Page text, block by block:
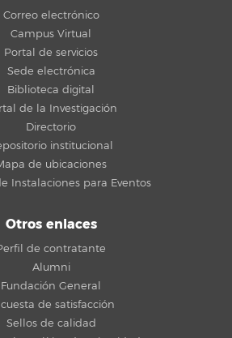
Correo electrónico
Campus Virtual
Portal de servicios
Sede electrónica
Biblioteca digital
de la Investigación
Directorio
institucional
de ubicaciones
Instalaciones para Eventos
Otros enlaces
de contratante
Alumni
Fundación General
de satisfacción
Sellos de calidad